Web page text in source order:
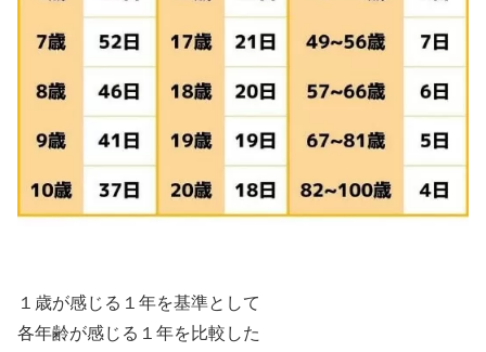
１歳が感じる１年を基準として
各年齢が感じる１年を比較した